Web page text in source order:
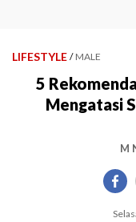
LIFESTYLE / MALE
5
Mengatasi
M